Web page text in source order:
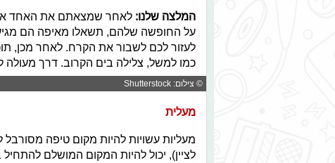
המלצה שלנו: לאחר שמצאתם את האחד
על החופשה שלהם, תשאלו מאיפה הם
לעזור לכם לשבור את הקרח. לאחר מכן,
כמו למשל, צלילה בים הקרוב. דרך מעולה
© צילום: Shutterstock
מעלית
מעליות עשויות להיות מקום טיפה
לציין), יכול להיות המקום המושלם